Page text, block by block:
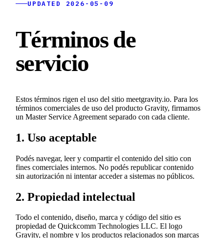
UPDATED 2026-05-09
Términos de
servicio
Estos términos rigen el uso del sitio meetgravity.io. Para los
términos comerciales de uso del producto Gravity, firmamos
un Master Service Agreement separado con cada cliente.
1. Uso aceptable
Podés navegar, leer y compartir el contenido del sitio con
fines comerciales internos. No podés republicar contenido
sin autorización ni intentar acceder a sistemas no públicos.
2. Propiedad intelectual
Todo el contenido, diseño, marca y código del sitio es
propiedad de Quickcomm Technologies LLC. El logo
Gravity, el nombre y los productos relacionados son marcas